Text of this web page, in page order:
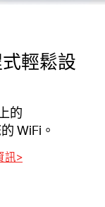
輕鬆設
的
WiFi。
訊>